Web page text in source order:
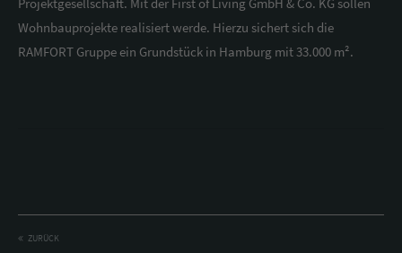
Wohnbauprojekte realisiert werde. Hierzu sichert sich die
RAMFORT Gruppe ein Grundstück in Hamburg mit 33.000 m².
ZURÜCK